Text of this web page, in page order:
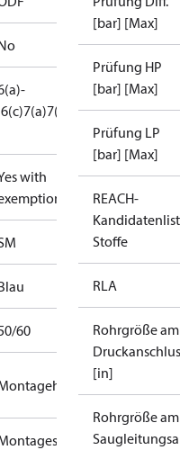
6(c)7(a)7(c)-
with
60
mit
[bar] [Max]
Prüfung HP
[bar] [Max]
Prüfung LP
[bar] [Max]
REACH-
Stoffe
RLA
Rohrgröße am
[in]
Rohrgröße am